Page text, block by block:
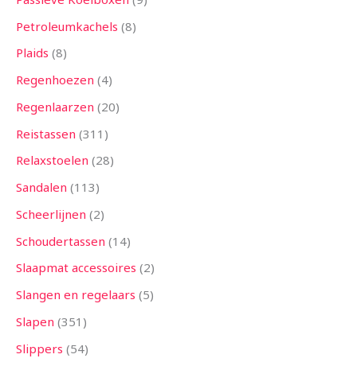
Petroleumkachels 8
Plaids 8
Regenhoezen 4
Regenlaarzen 20
Reistassen 311
Relaxstoelen 28
Sandalen 113
Scheerlijnen 2
Schoudertassen 14
Slaapmat accessoires 2
Slangen en regelaars 5
Slapen 351
Slippers 54